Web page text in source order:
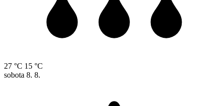
27 °C 15 °C
sobota 8. 8.